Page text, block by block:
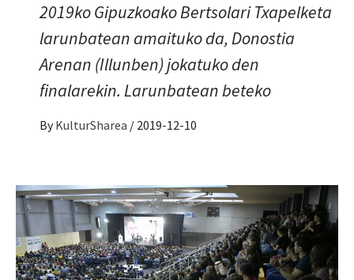
2019ko Gipuzkoako Bertsolari Txapelketa
larunbatean amaituko da, Donostia
Arenan (Illunben) jokatuko den
finalarekin. Larunbatean beteko
By KulturSharea / 2019-12-10